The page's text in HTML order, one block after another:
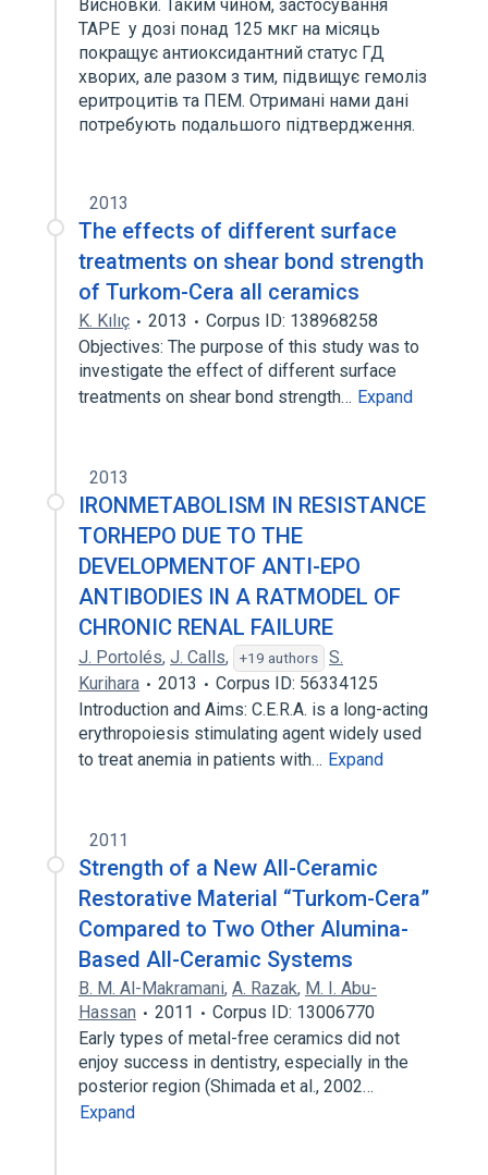
Висновки. Таким чином, застосування
ТАРЕ у дозі понад 125 мкг на місяць
покращує антиоксидантний статус ГД
хворих, але разом з тим, підвищує гемоліз
еритроцитів та ПЕМ. Отримані нами дані
потребують подальшого підтвердження.
2013
The effects of different surface
treatments on shear bond strength
of Turkom-Cera all ceramics
K. Kılıç 2013
Corpus ID: 138968258
Objectives: The purpose of this study was to
investigate the effect of different surface
treatments on shear bond strength… Expand
2013
IRONMETABOLISM IN RESISTANCE
TORHEPO DUE TO THE
DEVELOPMENTOF ANTI-EPO
ANTIBODIES IN A RATMODEL OF
CHRONIC RENAL FAILURE
J. Portolés, J. Calls, +19 authors
S.
Kurihara
2013
Corpus ID: 56334125
Introduction and Aims: C.E.R.A. is a long-acting
erythropoiesis stimulating agent widely used
to treat anemia in patients with… Expand
2011
Strength of a New All-Ceramic
Restorative Material “Turkom-Cera”
Compared to Two Other Alumina-
Based All-Ceramic Systems
B. M. Al-Makramani, A. Razak, M. I. Abu-
Hassan
2011
Corpus ID: 13006770
Early types of metal-free ceramics did not
enjoy success in dentistry, especially in the
posterior region (Shimada et al., 2002…
Expand